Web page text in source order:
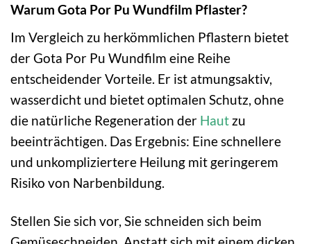
Warum Gota Por Pu Wundfilm Pflaster?
Im Vergleich zu herkömmlichen Pflastern bietet
der Gota Por Pu Wundfilm eine Reihe
entscheidender Vorteile. Er ist atmungsaktiv,
wasserdicht und bietet optimalen Schutz, ohne
die natürliche Regeneration der Haut zu
beeinträchtigen. Das Ergebnis: Eine schnellere
und unkompliziertere Heilung mit geringerem
Risiko von Narbenbildung.
Stellen Sie sich vor, Sie schneiden sich beim